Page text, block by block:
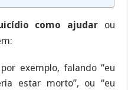
como ajudar ou
exemplo, falando “eu
estar morto”, ou “eu